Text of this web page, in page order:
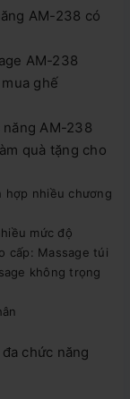
AM-238 có
AM-238
ghế
AM-238
quà tặng cho
hợp nhiều chương
mức độ
cấp: Massage túi
không trọng
chức năng